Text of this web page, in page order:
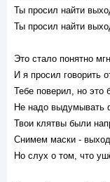
Ты просил найти
Ты просил найти
Это стало понятно
И я просил говорить
Тебе поверил, но это
Не надо выдумывать
Твои клятвы были
Снимем маски -
Но слух о том, что